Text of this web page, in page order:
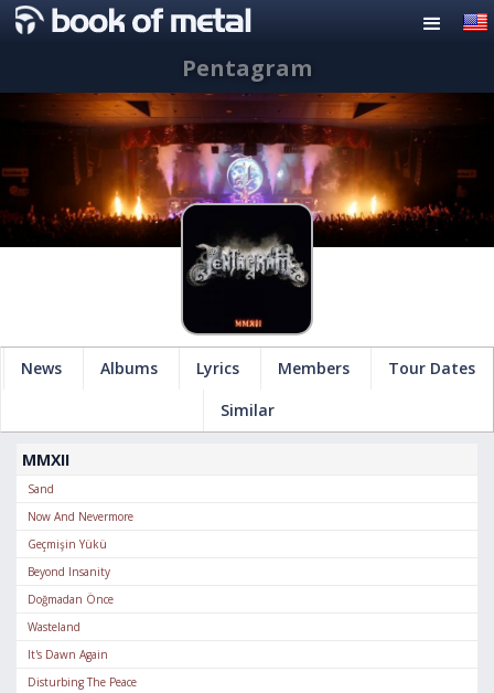
Pentagram
News Albums Lyrics Members
Tour Dates
Similar
MMXII
Sand
Now And Nevermore
Geçmişin Yükü
Beyond Insanity
Doğmadan Önce
Wasteland
It's Dawn Again
Disturbing The Peace